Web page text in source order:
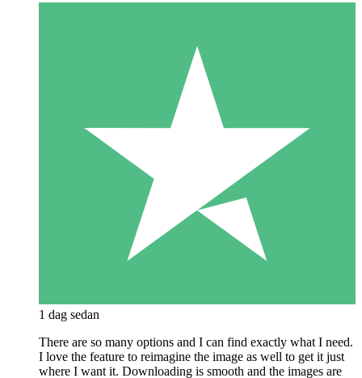
1 dag sedan
There are so many options and I can find exactly what I need.
I love the feature to reimagine the image as well to get it just
where I want it. Downloading is smooth and the images are